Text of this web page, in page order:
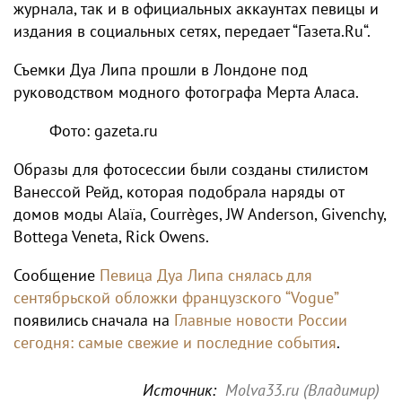
журнала, так и в официальных аккаунтах певицы и
издания в социальных сетях, передает “Газета.Ru“.
Съемки Дуа Липа прошли в Лондоне под
руководством модного фотографа Мерта Аласа.
Фото: gazeta.ru
Образы для фотосессии были созданы стилистом
Ванессой Рейд, которая подобрала наряды от
домов моды Alaïa, Courrèges, JW Anderson, Givenchy,
Bottega Veneta, Rick Owens.
Сообщение Певица Дуа Липа снялась для
сентябрьской обложки французского “Vogue”
появились сначала на Главные новости России
сегодня: самые свежие и последние события.
Источник: Molva33.ru (Владимир)